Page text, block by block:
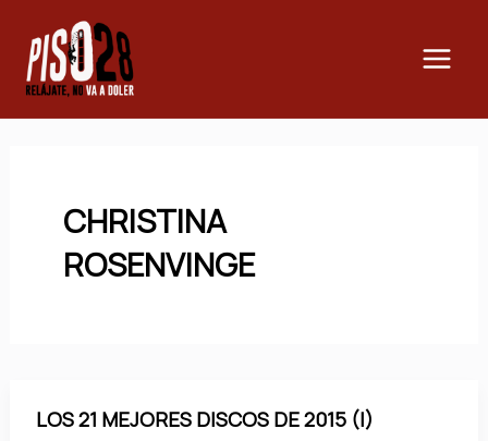
contenido
CHRISTINA
ROSENVINGE
LOS 21 MEJORES DISCOS DE 2015 (I)